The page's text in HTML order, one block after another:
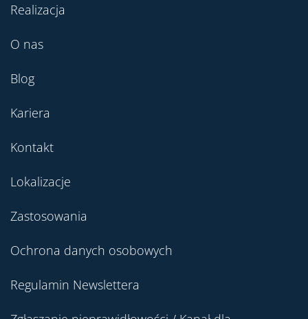
Realizacja
O nas
Blog
Kariera
Kontakt
Lokalizacje
Zastosowania
Ochrona danych osobowych
Regulamin Newslettera